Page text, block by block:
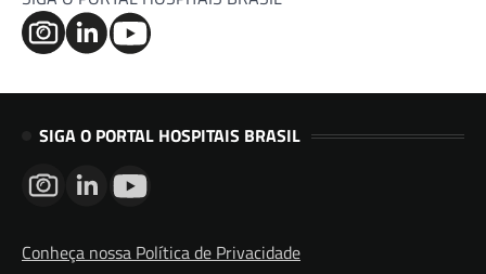
SIGA O PORTAL HOSPITAIS BRASIL
Conheça nossa Política de Privacidade